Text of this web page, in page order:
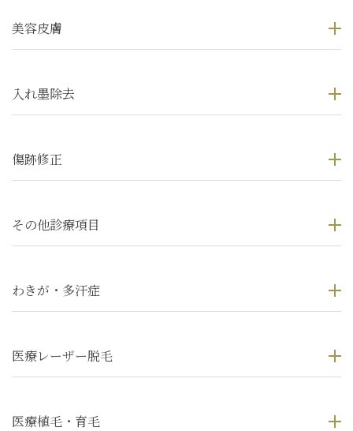
美容皮膚
入れ墨除去
傷跡修正
その他診療項目
わきが・多汗症
医療レーザー脱毛
医療植毛・育毛